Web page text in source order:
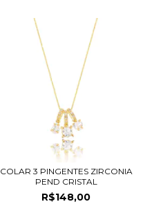
COLAR 3 PINGENTES ZIRCONIA
PEND CRISTAL
R$148,00